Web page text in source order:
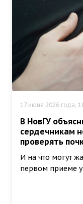
17 июня 2026 года,
В НовГУ
сердечникам
проверять
И на что могут
первом приеме у